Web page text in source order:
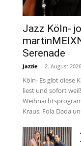
Jazz Köln-
Serenade
Jazzie - 2. August 2026
Köln- Es gibt diese
liest und sofort
Kraus, Fola Dada